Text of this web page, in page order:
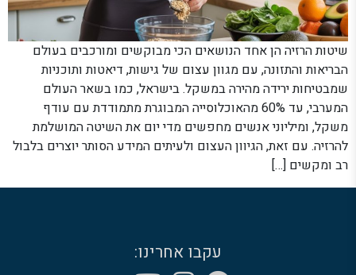
שיטות הרזיה הן אחד הנושאים הכי מבוקשים ומורכבים בעולם
הבריאות והתזונה, עם מגוון עצום של גישות, דיאטות ותוכניות
שמבטיחות ירידה מהירה במשקל. בישראל, כמו בשאר העולם
המערבי, עד 60% מהאוכלוסייה המבוגרת מתמודדת עם עודף
משקל, ומיליוני אנשים מחפשים מדי יום את השיטה המושלמת
להרזיה. עם זאת, הגיוון העצום ולעיתים המידע הסותר יוצרים בלבול
רב ומקשים […]
עקבו אחרינו: